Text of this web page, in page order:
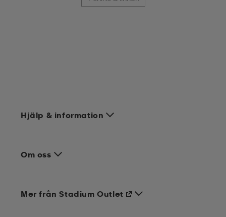
Hjälp & information
Om oss
Mer från Stadium Outlet